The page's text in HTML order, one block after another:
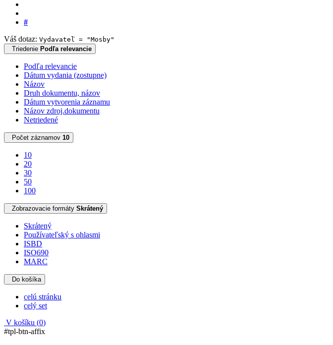
#
Váš dotaz: Vydavateľ = "Mosby"
Triedenie Podľa relevancie
Podľa relevancie
Dátum vydania (zostupne)
Názov
Druh dokumentu, názov
Dátum vytvorenia záznamu
Názov zdroj.dokumentu
Netriedené
Počet záznamov 10
10
20
30
50
100
Zobrazovacie formáty Skrátený
Skrátený
Používateľský s ohlasmi
ISBD
ISO690
MARC
Do košíka
celú stránku
celý set
V košíku (0)
#tpl-btn-affix